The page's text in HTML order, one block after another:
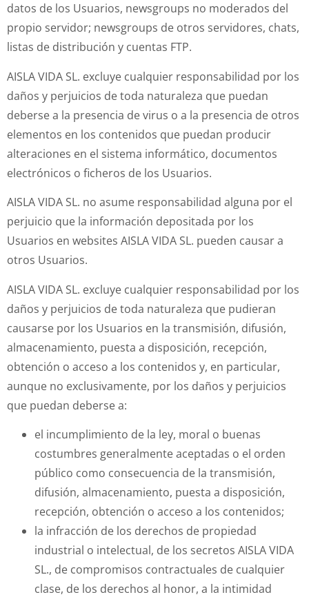
datos de los Usuarios, newsgroups no moderados del
propio servidor; newsgroups de otros servidores, chats,
listas de distribución y cuentas FTP.
AISLA VIDA SL. excluye cualquier responsabilidad por los
daños y perjuicios de toda naturaleza que puedan
deberse a la presencia de virus o a la presencia de otros
elementos en los contenidos que puedan producir
alteraciones en el sistema informático, documentos
electrónicos o ficheros de los Usuarios.
AISLA VIDA SL. no asume responsabilidad alguna por el
perjuicio que la información depositada por los
Usuarios en websites AISLA VIDA SL. pueden causar a
otros Usuarios.
AISLA VIDA SL. excluye cualquier responsabilidad por los
daños y perjuicios de toda naturaleza que pudieran
causarse por los Usuarios en la transmisión, difusión,
almacenamiento, puesta a disposición, recepción,
obtención o acceso a los contenidos y, en particular,
aunque no exclusivamente, por los daños y perjuicios
que puedan deberse a:
el incumplimiento de la ley, moral o buenas
costumbres generalmente aceptadas o el orden
público como consecuencia de la transmisión,
difusión, almacenamiento, puesta a disposición,
recepción, obtención o acceso a los contenidos;
la infracción de los derechos de propiedad
industrial o intelectual, de los secretos AISLA VIDA
SL., de compromisos contractuales de cualquier
clase, de los derechos al honor, a la intimidad